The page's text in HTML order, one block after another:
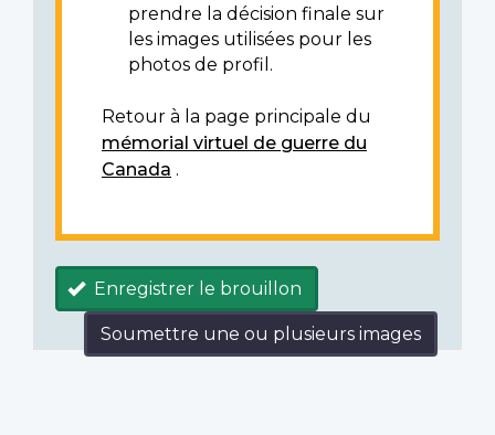
prendre la décision finale sur
les images utilisées pour les
photos de profil.
Retour à la page principale du
mémorial virtuel de guerre du
Canada .
Enregistrer le brouillon
Soumettre une ou plusieurs images